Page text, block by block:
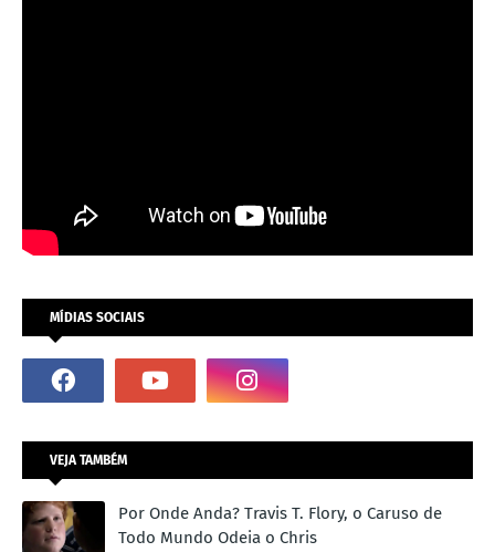
MÍDIAS SOCIAIS
VEJA TAMBÉM
Por Onde Anda? Travis T. Flory, o Caruso de
Todo Mundo Odeia o Chris